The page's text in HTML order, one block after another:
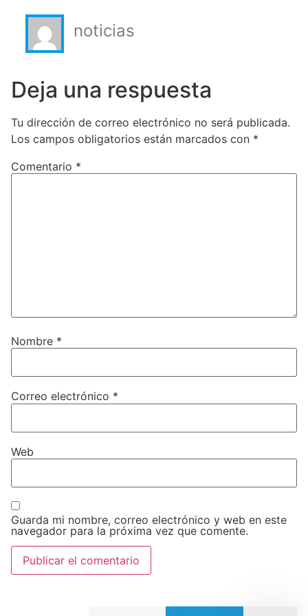
noticias
Deja una respuesta
Tu dirección de correo electrónico no será publicada.
Los campos obligatorios están marcados con *
Comentario *
Nombre *
Correo electrónico *
Web
Guarda mi nombre, correo electrónico y web en este
navegador para la próxima vez que comente.